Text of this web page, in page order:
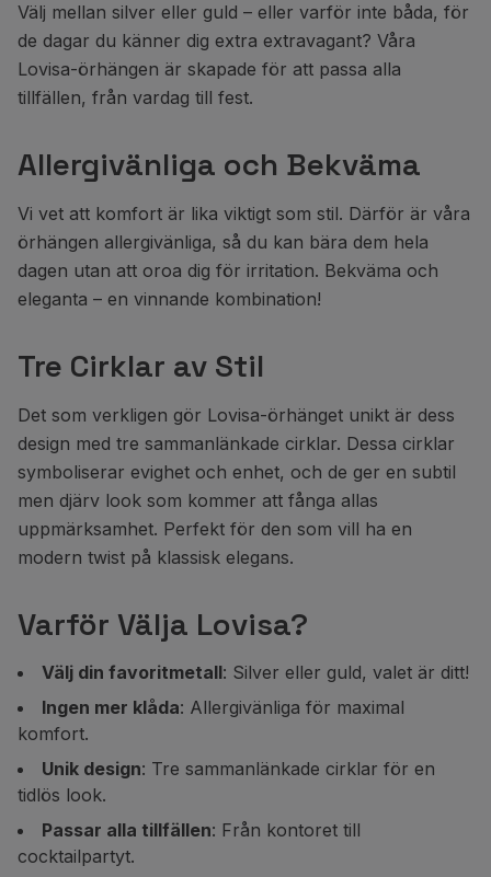
Välj mellan silver eller guld – eller varför inte båda, för
de dagar du känner dig extra extravagant? Våra
Lovisa-örhängen är skapade för att passa alla
tillfällen, från vardag till fest.
Allergivänliga och Bekväma
Vi vet att komfort är lika viktigt som stil. Därför är våra
örhängen allergivänliga, så du kan bära dem hela
dagen utan att oroa dig för irritation. Bekväma och
eleganta – en vinnande kombination!
Tre Cirklar av Stil
Det som verkligen gör Lovisa-örhänget unikt är dess
design med tre sammanlänkade cirklar. Dessa cirklar
symboliserar evighet och enhet, och de ger en subtil
men djärv look som kommer att fånga allas
uppmärksamhet. Perfekt för den som vill ha en
modern twist på klassisk elegans.
Varför Välja Lovisa?
Välj din favoritmetall: Silver eller guld, valet är ditt!
Ingen mer klåda: Allergivänliga för maximal
komfort.
Unik design: Tre sammanlänkade cirklar för en
tidlös look.
Passar alla tillfällen: Från kontoret till
cocktailpartyt.